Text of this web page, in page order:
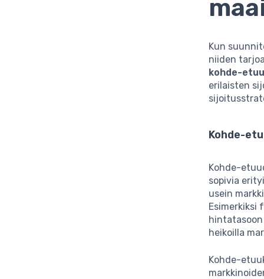
Kun
niiden
kohde-
erilaisten
Kohde-
Kohde-
sopivia
usein
heikoilla
Kohde-